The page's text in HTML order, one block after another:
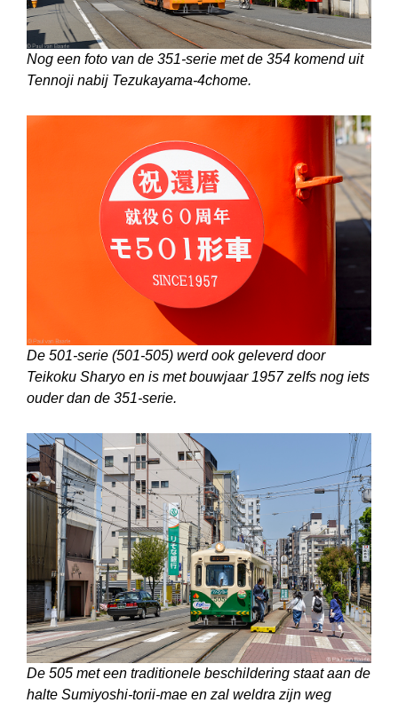
Nog een foto van de 351-serie met de 354 komend uit
Tennoji nabij Tezukayama-4chome.
De 501-serie (501-505) werd ook geleverd door
Teikoku Sharyo en is met bouwjaar 1957 zelfs nog iets
ouder dan de 351-serie.
De 505 met een traditionele beschildering staat aan de
halte Sumiyoshi-torii-mae en zal weldra zijn weg